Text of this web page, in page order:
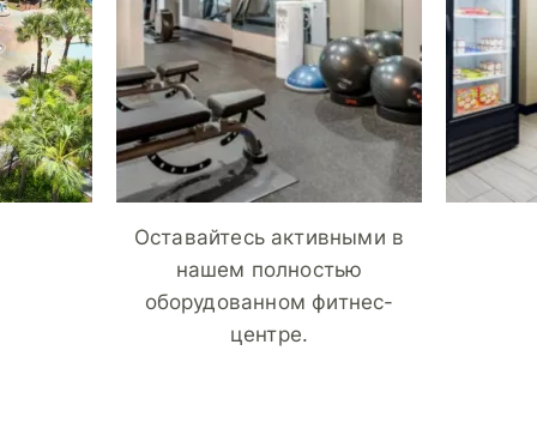
Оставайтесь активными в
нашем полностью
оборудованном фитнес-
центре.